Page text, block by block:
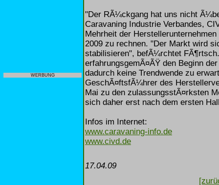
WERBUNG
"Der RÃ¼ckgang hat uns nicht
Caravaning Industrie Verbandes,
Mehrheit der
2009 zu rechnen. "Der Markt wird
stabilisieren", befÃ¼rchtet
erfahrungsgemÃ¤ÃŸ den Beginn
dadurch keine Trendwende zu
GeschÃ¤ftsfÃ¼hrer des
Mai zu den zulassungsstÃ¤rksten
sich daher erst nach dem ersten
Infos im Internet:
www.caravaning-info.de
www.civd.de
17.04.09